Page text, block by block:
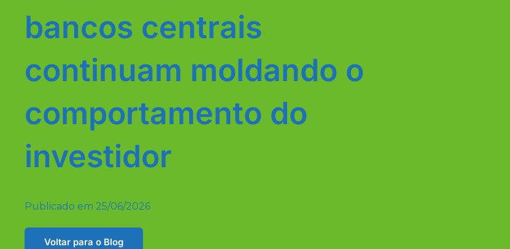
bancos centrais
continuam moldando o
comportamento do
investidor
Publicado em 25/06/2026
Voltar para o Blog